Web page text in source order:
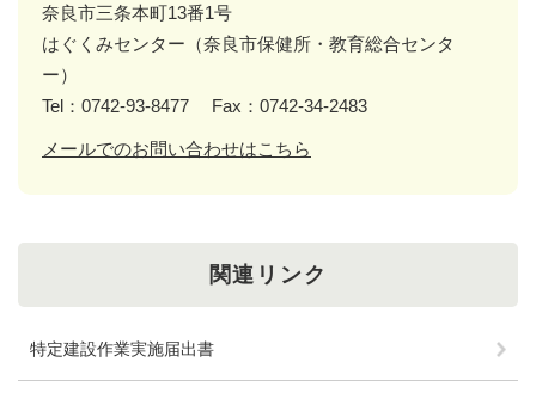
奈良市三条本町13番1号
はぐくみセンター（奈良市保健所・教育総合センタ
ー）
Tel：0742-93-8477
Fax：0742-34-2483
メールでのお問い合わせはこちら
関連リンク
特定建設作業実施届出書